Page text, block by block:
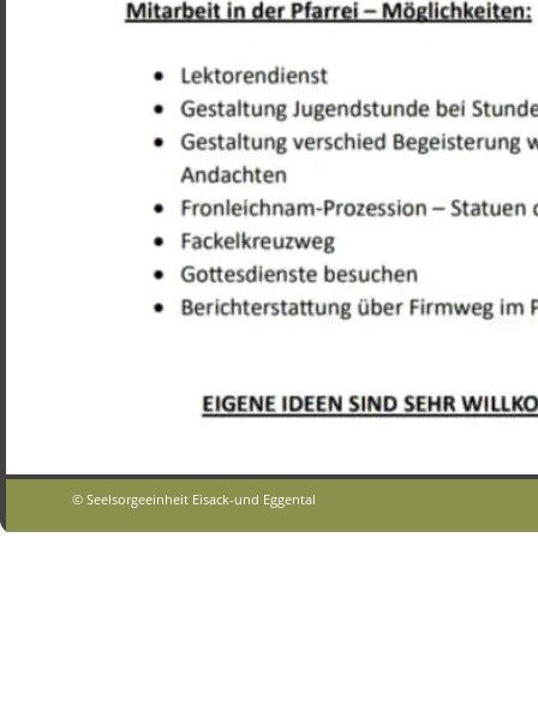
© Seelsorgeeinheit Eisack-und Eggental